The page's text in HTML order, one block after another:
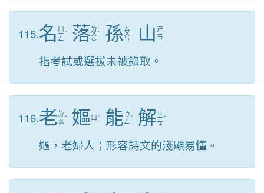
115.名 ㄇ
ㄧ
ㄥ
ˊ 落ㄌ
ㄨ
ㄛ
ˋ 孫ㄙ
ㄨ
ㄣ 山 ㄕ
ㄢ
指考試或選拔未被錄取。
116.老ㄌ
ㄠˇ 嫗 ˋ 能ㄋ
ㄥ ˊ 解 ㄐ
ㄧ
ㄝ
ˇ
嫗，老婦人；形容詩文的淺顯易懂。